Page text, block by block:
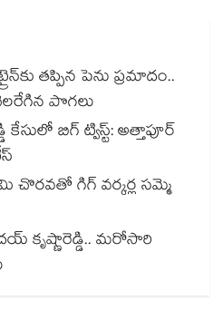
తప్పిన పెను ప్రమాదం..
పొగలు
కేసులో బిగ్ ట్విస్ట్: అత్తాపూర్
చొరవతో గిగ్ వర్కర్ల సమ్మె
కృష్ణారెడ్డి.. మరోసారి